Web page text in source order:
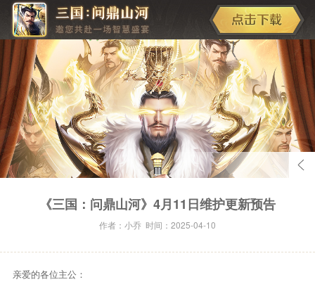
《三国：问鼎山河》4月11日维护更新预告
作者：小乔 时间：2025-04-10
亲爱的各位主公：